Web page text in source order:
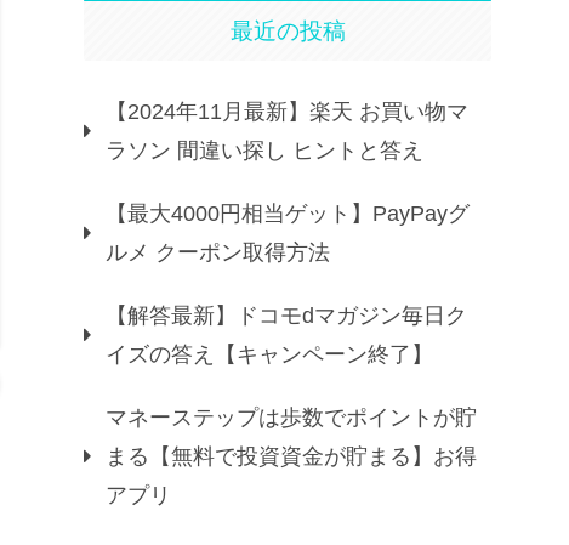
最近の投稿
【2024年11月最新】楽天 お買い物マ
ラソン 間違い探し ヒントと答え
【最大4000円相当ゲット】PayPayグ
ルメ クーポン取得方法
【解答最新】ドコモdマガジン毎日ク
イズの答え【キャンペーン終了】
マネーステップは歩数でポイントが貯
まる【無料で投資資金が貯まる】お得
アプリ